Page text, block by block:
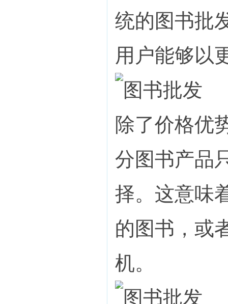
统的图书批
用户能够以
除了价格优
分图书产品
择。这意味
的图书，或
机。